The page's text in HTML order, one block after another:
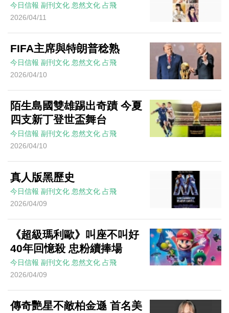
今日信報 副刊文化 忽然文化 占飛
2026/04/11
FIFA主席與特朗普稔熟
今日信報 副刊文化 忽然文化 占飛
2026/04/10
陌生島國雙雄踢出奇蹟 今夏
四支新丁登世盃舞台
今日信報 副刊文化 忽然文化 占飛
2026/04/10
真人版黑歷史
今日信報 副刊文化 忽然文化 占飛
2026/04/09
《超級瑪利歐》叫座不叫好
40年回憶殺 忠粉續捧場
今日信報 副刊文化 忽然文化 占飛
2026/04/09
傳奇艷星不敵柏金遜 首名美